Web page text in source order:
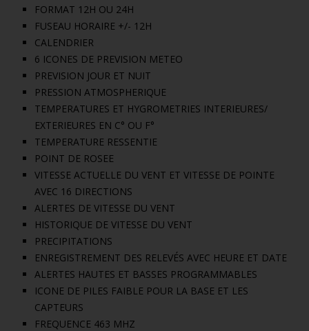
FORMAT 12H OU 24H
FUSEAU HORAIRE +/- 12H
CALENDRIER
6 ICONES DE PREVISION METEO
PREVISION JOUR ET NUIT
PRESSION ATMOSPHERIQUE
TEMPERATURES ET HYGROMETRIES INTERIEURES/
EXTERIEURES EN C° OU F°
TEMPERATURE RESSENTIE
POINT DE ROSEE
VITESSE ACTUELLE DU VENT ET VITESSE DE POINTE
AVEC 16 DIRECTIONS
ALERTES DE VITESSE DU VENT
HISTORIQUE DE VITESSE DU VENT
PRECIPITATIONS
ENREGISTREMENT DES RELEVÉS AVEC HEURE ET DATE
ALERTES HAUTES ET BASSES PROGRAMMABLES
ICONE DE PILES FAIBLE POUR LA BASE ET LES
CAPTEURS
FREQUENCE 463 MHZ